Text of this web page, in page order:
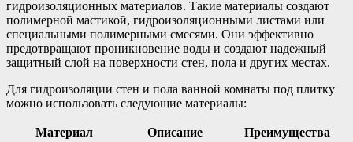
гидроизоляционных материалов. Такие материалы создают
полимерной мастикой, гидроизоляционными листами или
специальными полимерными смесями. Они эффективно
предотвращают проникновение воды и создают надежный
защитный слой на поверхности стен, пола и других местах.
Для гидроизоляции стен и пола ванной комнаты под плитку
можно использовать следующие материалы:
Материал Описание Преимущества